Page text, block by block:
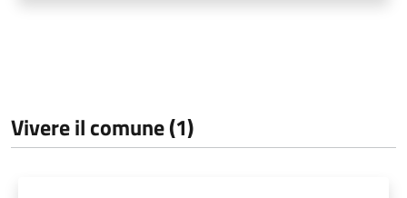
Vivere il comune (1)